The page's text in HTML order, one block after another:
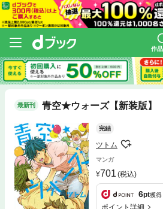
作
最新刊 青空★ウォーズ【新装版】
完結
ツトム
マンガ
701 (税込)
6pt獲得